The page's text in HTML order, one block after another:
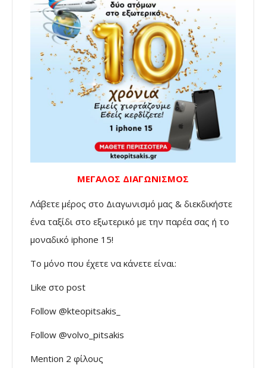
ΜΕΓΑΛΟΣ ΔΙΑΓΩΝΙΣΜΟΣ
Λάβετε μέρος στο Διαγωνισμό μας & διεκδικήστε
ένα ταξίδι στο εξωτερικό με την παρέα σας ή το
μοναδικό iphone 15!
Το μόνο που έχετε να κάνετε είναι:
Like στο post
Follow @kteopitsakis_
Follow @volvo_pitsakis
Mention 2 φίλους